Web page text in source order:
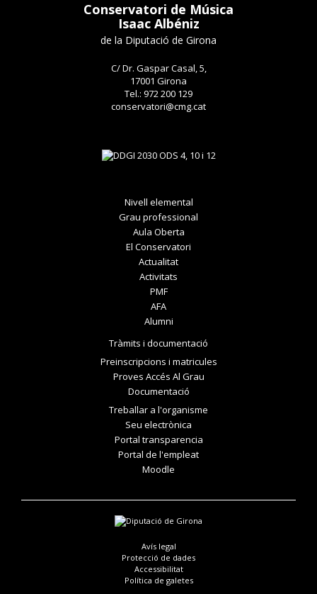
Conservatori de Música
Isaac Albéniz
de la Diputació de Girona
C/ Dr. Gaspar Casal, 5,
17001 Girona
Tel.: 972 200 129
conservatori@cmg.cat
Nivell elemental
Grau professional
Aula Oberta
El Conservatori
Actualitat
Activitats
PMF
AFA
Alumni
Tràmits i documentació
Preinscripcions i matricules
Proves Accés Al Grau
Documentació
Treballar a l'organisme
Seu electrònica
Portal transparencia
Portal de l'empleat
Moodle
Avís legal
Protecció de dades
Accessibilitat
Política de galetes